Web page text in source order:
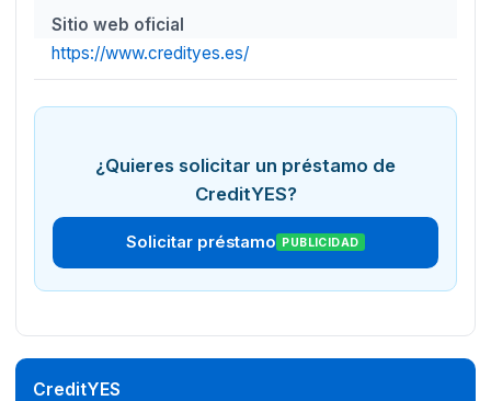
Sitio web oficial
https://www.credityes.es/
¿Quieres solicitar un préstamo de
CreditYES?
Solicitar préstamo PUBLICIDAD
CreditYES